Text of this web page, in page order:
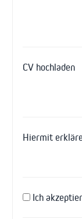
CV hochladen
Hiermit
Ich